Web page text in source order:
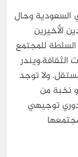
السعودية وحال
الأخيرين
للمجتمع
ولا توجد
نخبة من
توجيهي